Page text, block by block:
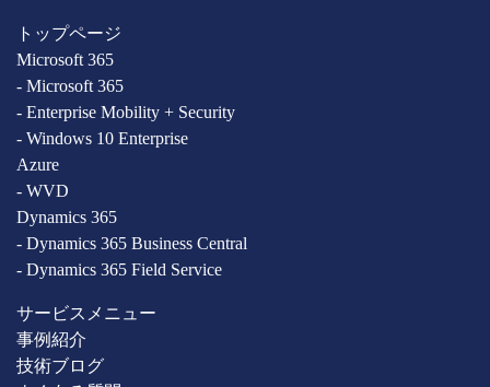
トップページ
Microsoft 365
- Microsoft 365
- Enterprise Mobility + Security
- Windows 10 Enterprise
Azure
- WVD
Dynamics 365
- Dynamics 365 Business Central
- Dynamics 365 Field Service
サービスメニュー
事例紹介
技術ブログ